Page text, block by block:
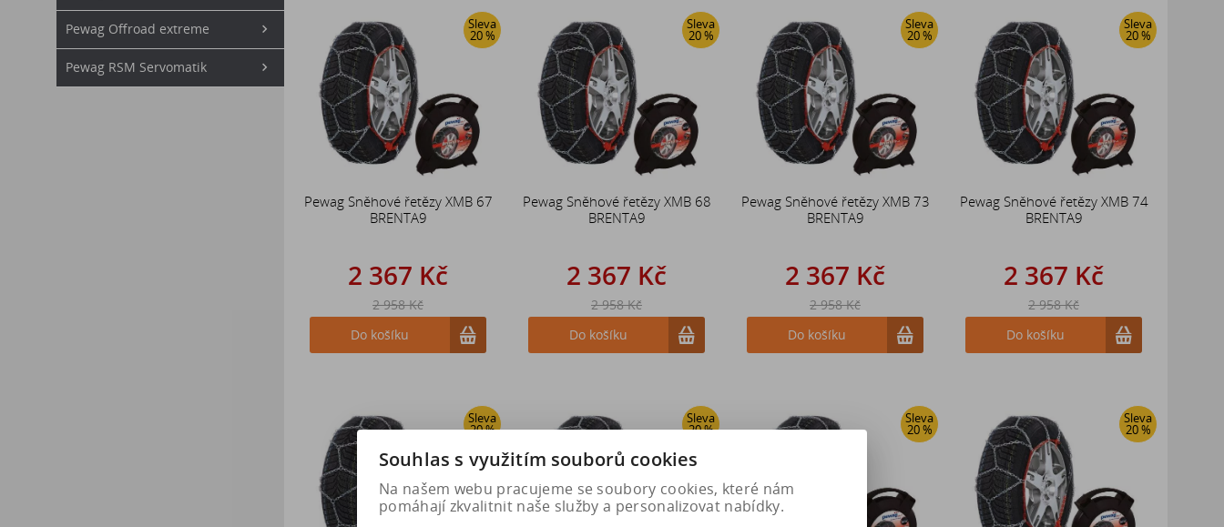
Pewag Offroad extreme
Pewag RSM Servomatik
Sleva
20 %
Pewag Sněhové řetězy XMB 67
BRENTA9
2 367 Kč
2 958 Kč
Do košíku
Sleva
20 %
Pewag Sněhové řetězy XMB 68
BRENTA9
2 367 Kč
2 958 Kč
Do košíku
Sleva
20 %
Pewag Sněhové řetězy XMB 73
BRENTA9
2 367 Kč
2 958 Kč
Do košíku
Sleva
20 %
Pewag Sněhové řetězy XMB 74
BRENTA9
2 367 Kč
2 958 Kč
Do košíku
Sleva
20 %
Sleva
20 %
Sleva
20 %
Sleva
20 %
Souhlas s využitím souborů cookies
Na našem webu pracujeme se soubory cookies, které nám
pomáhají zkvalitnit naše služby a personalizovat nabídky.